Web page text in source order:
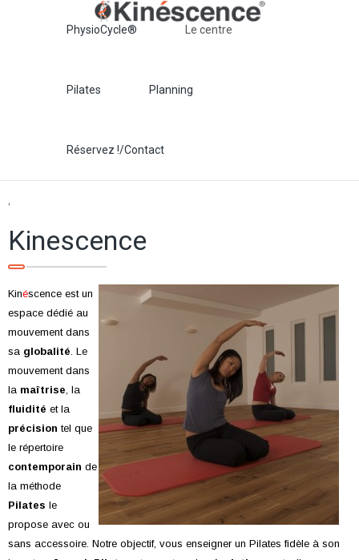
PhysioCycle® Le centre
Pilates Planning
Réservez !/Contact
‘
Kinescence
Kinéscence est un
espace dédié au
mouvement dans
sa globalité . Le
mouvement dans
la maîtrise , la
fluidité et la
précision tel que
le répertoire
contemporain de
la méthode
Pilates le
propose avec ou
sans accessoire. Notre objectif, vous enseigner un Pilates fidèle à son